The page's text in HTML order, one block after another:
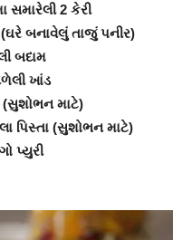
સમારેલી 2 કેરી
બનાવેલું તાજું પનીર)
બદામ
ખાંડ
(સુશોભન માટે)
પિસ્તા (સુશોભન માટે)
પ્યુરી